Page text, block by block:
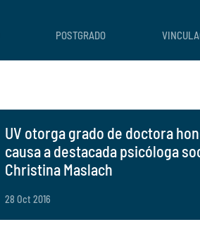
POSTGRADO
UV otorga grado de doctora
causa a destacada psicóloga
Christina Maslach
28 Oct 2016